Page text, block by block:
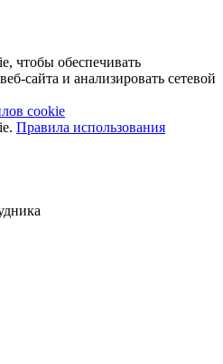
чтобы обеспечивать
сайта и анализировать сетевой
cookie
Правила использования